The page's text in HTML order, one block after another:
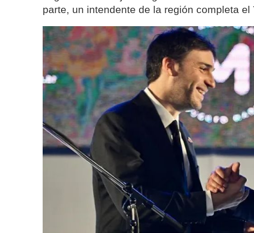
parte, un intendente de la región completa